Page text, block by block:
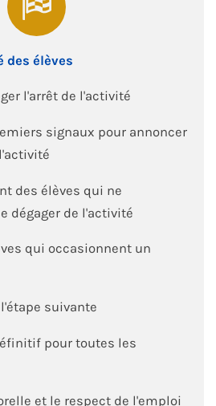
des élèves
l'arrêt de l'activité
signaux pour annoncer
des élèves qui ne
dégager de l'activité
qui occasionnent un
suivante
pour toutes les
et le respect de l'emploi